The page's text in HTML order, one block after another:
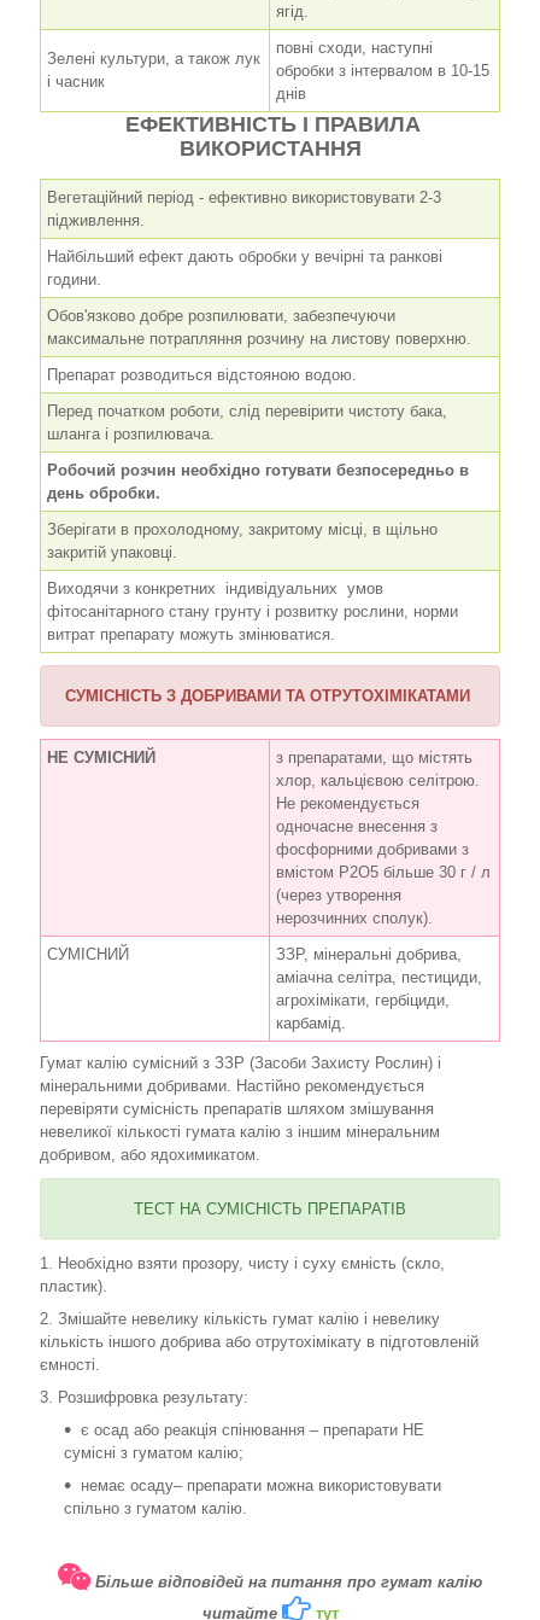
ягід.
Зелені культури, а також лук
і часник
повні сходи, наступні
обробки з інтервалом в 10-15
днів
ЕФЕКТИВНІСТЬ І ПРАВИЛА
ВИКОРИСТАННЯ
Вегетаційний період - ефективно використовувати 2-3
підживлення.
Найбільший ефект дають обробки у вечірні та ранкові
години.
Обов'язково добре розпилювати, забезпечуючи
максимальне потрапляння розчину на листову поверхню.
Препарат розводиться відстояною водою.
Перед початком роботи, слід перевірити чистоту бака,
шланга і розпилювача.
Робочий розчин необхідно готувати безпосередньо в
день обробки.
Зберігати в прохолодному, закритому місці, в щільно
закритій упаковці.
Виходячи з конкретних індивідуальних умов
фітосанітарного стану грунту і розвитку рослини, норми
витрат препарату можуть змінюватися.
СУМІСНІСТЬ З ДОБРИВАМИ ТА ОТРУТОХІМІКАТАМИ
НЕ СУМІСНИЙ
з препаратами, що містять
хлор, кальцієвою селітрою.
Не рекомендується
одночасне внесення з
фосфорними добривами з
вмістом P2O5 більше 30 г / л
(через утворення
нерозчинних сполук).
СУМІСНИЙ
ЗЗР, мінеральні добрива,
аміачна селітра, пестициди,
агрохімікати, гербіциди,
карбамід.
Гумат калію сумісний з ЗЗР (Засоби Захисту Рослин) і
мінеральними добривами. Настійно рекомендується
перевіряти сумісність препаратів шляхом змішування
невеликої кількості гумата калію з іншим мінеральним
добривом, або ядохимикатом.
ТЕСТ НА СУМІСНІСТЬ ПРЕПАРАТІВ
1. Необхідно взяти прозору, чисту і суху ємність (скло,
пластик).
2. Змішайте невелику кількість гумат калію і невелику
кількість іншого добрива або отрутохімікату в підготовленій
ємності.
3. Розшифровка результату:
є осад або реакція спінювання – препарати НЕ
сумісні з гуматом калію;
немає осаду– препарати можна використовувати
спільно з гуматом калію.
Більше відповідей на питання про гумат калію
читайте
тут